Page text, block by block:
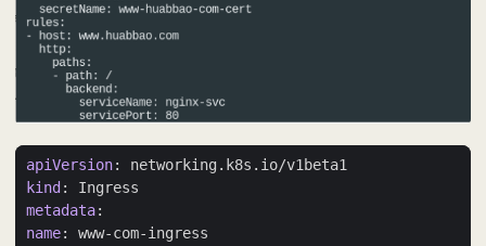
apiVersion:
networking.k8s.io/v1beta1
kind :
Ingress
metadata:
name:
www-com-ingress